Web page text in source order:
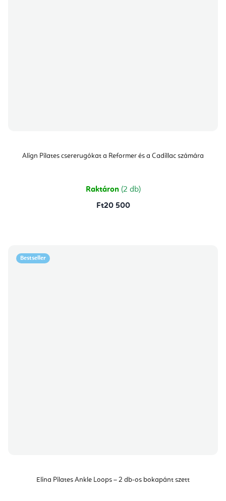
Align Pilates csererugókat a Reformer és a Cadillac számára
Raktáron (2 db)
Ft20 500
Bestseller
Elina Pilates Ankle Loops – 2 db-os bokapánt szett